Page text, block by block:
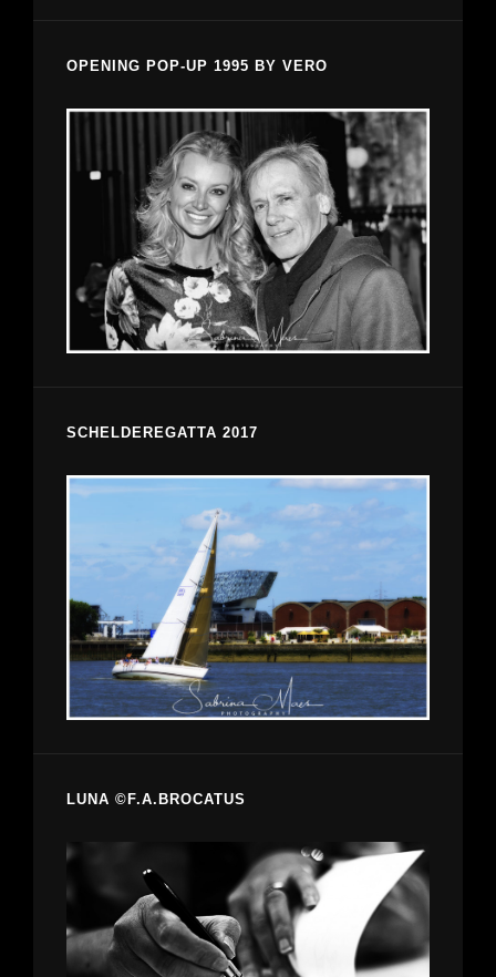
OPENING POP-UP 1995 BY VERO
SCHELDEREGATTA 2017
LUNA ©F.A.BROCATUS